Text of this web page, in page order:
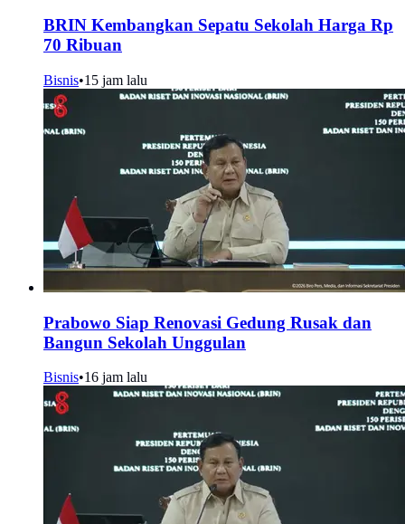
BRIN Kembangkan Sepatu Sekolah Harga Rp
70 Ribuan
Bisnis•15 jam lalu
Prabowo Siap Renovasi Gedung Rusak dan
Bangun Sekolah Unggulan
Bisnis•16 jam lalu